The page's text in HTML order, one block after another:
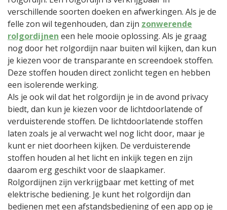
verschillende soorten doeken en afwerkingen. Als je de
felle zon wil tegenhouden, dan zijn zonwerende
rolgordijnen een hele mooie oplossing. Als je graag
nog door het rolgordijn naar buiten wil kijken, dan kun
je kiezen voor de transparante en screendoek stoffen.
Deze stoffen houden direct zonlicht tegen en hebben
een isolerende werking.
Als je ook wil dat het rolgordijn je in de avond privacy
biedt, dan kun je kiezen voor de lichtdoorlatende of
verduisterende stoffen. De lichtdoorlatende stoffen
laten zoals je al verwacht wel nog licht door, maar je
kunt er niet doorheen kijken. De verduisterende
stoffen houden al het licht en inkijk tegen en zijn
daarom erg geschikt voor de slaapkamer.
Rolgordijnen zijn verkrijgbaar met ketting of met
elektrische bediening. Je kunt het rolgordijn dan
bedienen met een afstandsbediening of een app op je